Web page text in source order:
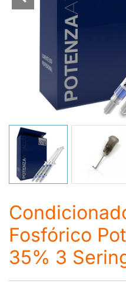
Fosfórico
35% 3